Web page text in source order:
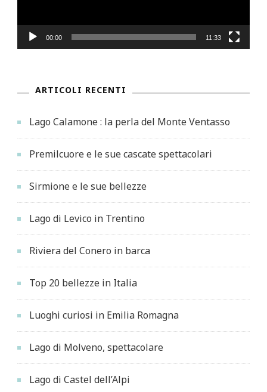
00:00 11:33
ARTICOLI RECENTI
Lago Calamone : la perla del Monte Ventasso
Premilcuore e le sue cascate spettacolari
Sirmione e le sue bellezze
Lago di Levico in Trentino
Riviera del Conero in barca
Top 20 bellezze in Italia
Luoghi curiosi in Emilia Romagna
Lago di Molveno, spettacolare
Lago di Castel dell’Alpi